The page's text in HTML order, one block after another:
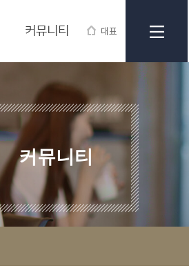
대표
커뮤니티
커뮤니티